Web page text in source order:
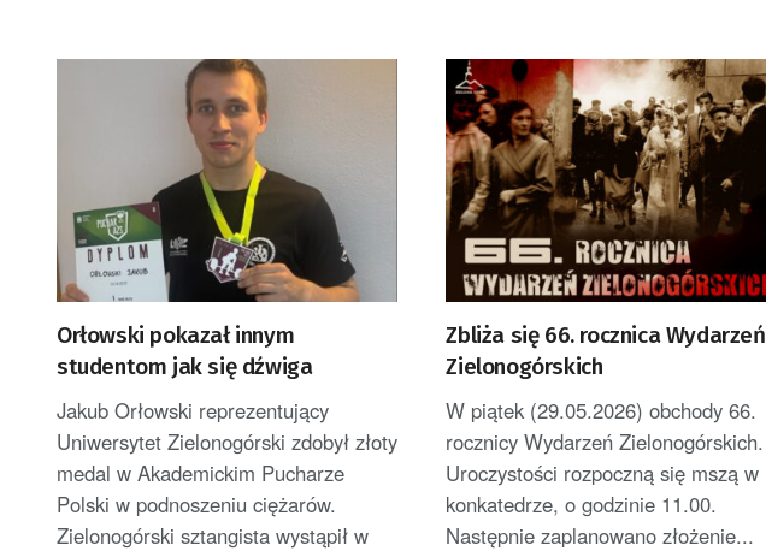
Orłowski pokazał innym
studentom jak się dźwiga
Jakub Orłowski reprezentujący
Uniwersytet Zielonogórski zdobył złoty
medal w Akademickim Pucharze
Polski w podnoszeniu ciężarów.
Zielonogórski sztangista wystąpił w
Zbliża się 66. rocznica Wydarzeń
Zielonogórskich
W piątek (29.05.2026) obchody 66.
rocznicy Wydarzeń Zielonogórskich.
Uroczystości rozpoczną się mszą w
konkatedrze, o godzinie 11.00.
Następnie zaplanowano złożenie...